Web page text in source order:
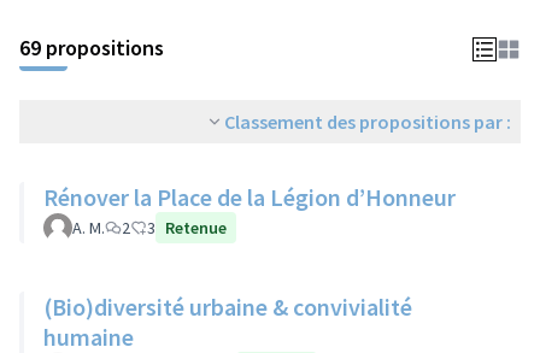
69 propositions
Classement des propositions par :
Rénover la Place de la Légion d’Honneur
A. M. 2 3 Retenue
(Bio)diversité urbaine & convivialité
humaine